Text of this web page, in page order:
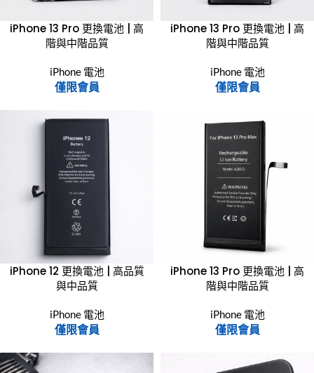
iPhone 13 Pro 更換電池 | 高
階與中階品質
iPhone 電池
僅限會員
iPhone 13 Pro 更換電池 | 高
階與中階品質
iPhone 電池
僅限會員
iPhone 12 更換電池 | 高品質
與中品質
iPhone 電池
僅限會員
iPhone 13 Pro 更換電池 | 高
階與中階品質
iPhone 電池
僅限會員